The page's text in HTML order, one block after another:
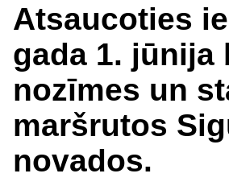
Atsaucoties
gada 1. jūnija
nozīmes un
maršrutos
novados.